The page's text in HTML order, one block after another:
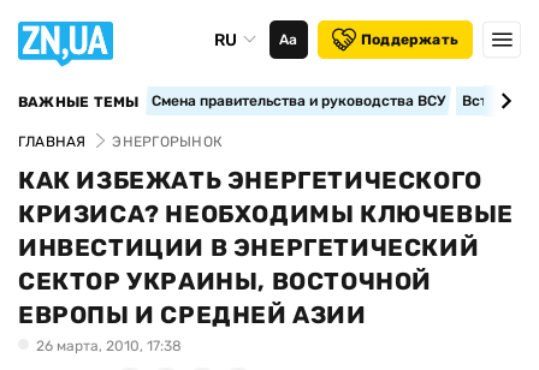
RU Аа Поддержать
ВАЖНЫЕ ТЕМЫ Смена правительства и руководства ВСУ
ГЛАВНАЯ ЭНЕРГОРЫНОК
КАК ИЗБЕЖАТЬ ЭНЕРГЕТИЧЕСКОГО
КРИЗИСА? НЕОБХОДИМЫ КЛЮЧЕВЫЕ
ИНВЕСТИЦИИ В ЭНЕРГЕТИЧЕСКИЙ
СЕКТОР УКРАИНЫ, ВОСТОЧНОЙ
ЕВРОПЫ И СРЕДНЕЙ АЗИИ
26 марта, 2010, 17:38